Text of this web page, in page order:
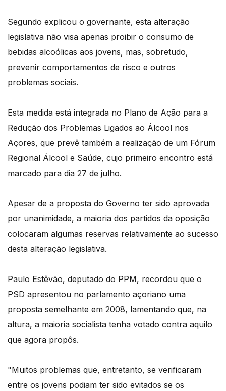
Segundo explicou o governante, esta alteração
legislativa não visa apenas proibir o consumo de
bebidas alcoólicas aos jovens, mas, sobretudo,
prevenir comportamentos de risco e outros
problemas sociais.
Esta medida está integrada no Plano de Ação para a
Redução dos Problemas Ligados ao Álcool nos
Açores, que prevê também a realização de um Fórum
Regional Álcool e Saúde, cujo primeiro encontro está
marcado para dia 27 de julho.
Apesar de a proposta do Governo ter sido aprovada
por unanimidade, a maioria dos partidos da oposição
colocaram algumas reservas relativamente ao sucesso
desta alteração legislativa.
Paulo Estêvão, deputado do PPM, recordou que o
PSD apresentou no parlamento açoriano uma
proposta semelhante em 2008, lamentando que, na
altura, a maioria socialista tenha votado contra aquilo
que agora propôs.
"Muitos problemas que, entretanto, se verificaram
entre os jovens podiam ter sido evitados se os